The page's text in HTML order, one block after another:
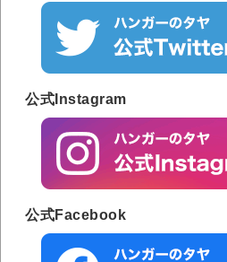
公式Instagram
公式Facebook